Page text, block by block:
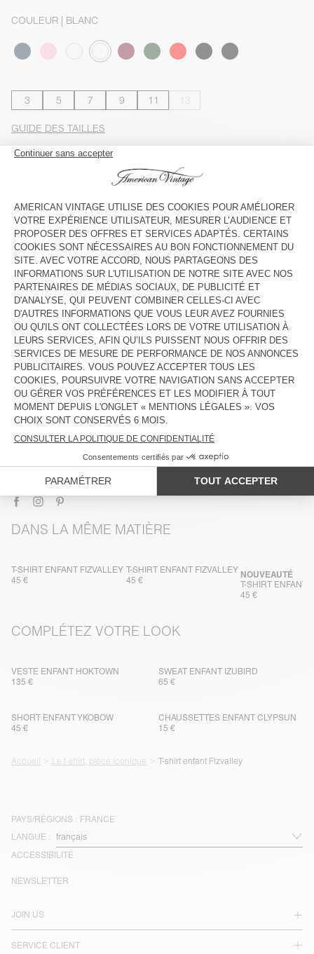
COULEUR | BLANC
3 5 7 9 11
GUIDE DES TAILLES
Livraison estiméeentre le jeudi 13 août et le lundi 17 août
AJOUTER AU PANIER
VOIR LA DISPONIBILITE EN MAGASIN
VOIR LE LOOK
DESCRIPTION
TAILLE ET COUPE
COMPOSITION
ENTRETIEN
LIVRAISON ET RETOURS
DANS LA MÊME MATIÈRE
T-SHIRT ENFANT FIZVALLEY
45 €
T-SHIRT ENFANT FIZVALLEY
45 €
T-SHIRT ENFANT
NOUVEAUTÉ
45 €
COMPLÉTEZ VOTRE LOOK
VESTE ENFANT HOKTOWN
135 €
SWEAT ENFANT IZUBIRD
65 €
SHORT ENFANT YKOBOW
45 €
CHAUSSETTES ENFANT CLYPSUN
15 €
Accueil Le t-shirt, pièce iconique T-shirt enfant Fizvalley
PAYS/RÉGIONS : FRANCE
LANGUE :
ACCESSIBILITÉ
JOIN US
SERVICE CLIENT
NEWSLETTER